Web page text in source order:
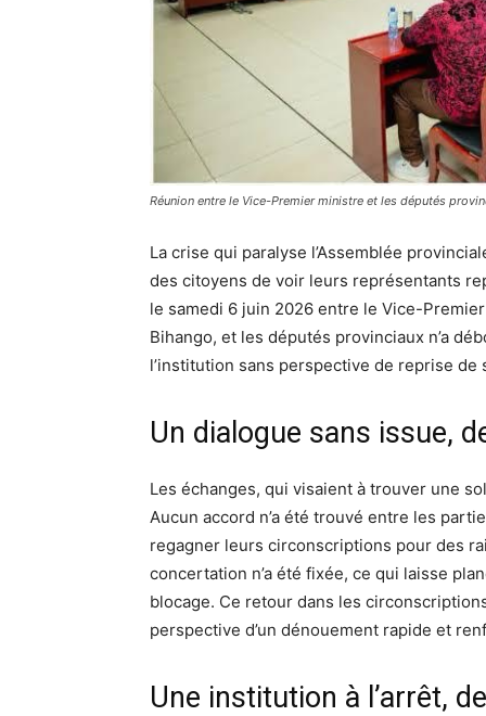
Réunion entre le Vice-Premier ministre et les députés
La crise qui paralyse l’Assemblée
des citoyens de voir leurs représentants
le samedi 6 juin 2026 entre le Vice-
Bihango, et les députés provinciaux n’a
l’institution sans perspective de reprise
Un dialogue sans issue,
Les échanges, qui visaient à trouver une
Aucun accord n’a été trouvé entre les
regagner leurs circonscriptions pour des
concertation n’a été fixée, ce qui laisse
blocage. Ce retour dans les
perspective d’un dénouement rapide et
Une institution à l’arrêt,